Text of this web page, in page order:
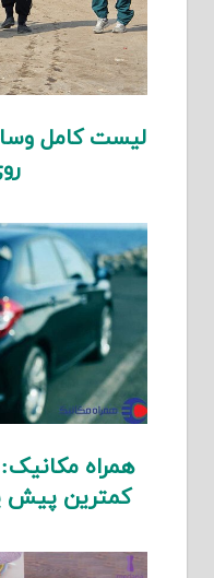
لیست کامل
همراه
کمترین پیش